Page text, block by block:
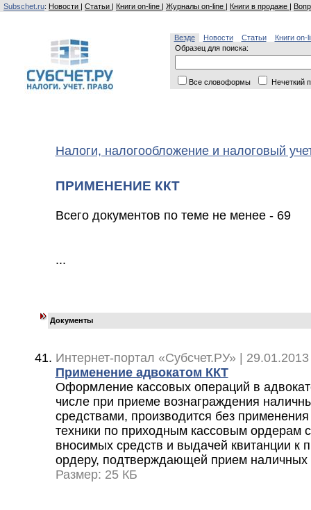
Subschet.ru: Новости | Статьи | Книги on-line | Журналы on-line | Книги в продаже |
Везде Новости Статьи
Книги on-
Образец для поиска:
Все словоформы Нечеткий
Налоги, налогообложение и налоговый
ПРИМЕНЕНИЕ ККТ
Всего документов по теме не менее - 69
...
Документы
Интернет-портал «Субсчет.РУ» |
Применение адвокатом ККТ
Оформление кассовых операций в
числе при приеме вознаграждения
средствами, производится без
техники по приходным кассовым ордерам
вносимых средств и выдачей квитанции к
ордеру, подтверждающей прием наличных
Размер: 25 КБ